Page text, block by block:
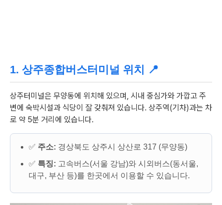
1. 상주종합버스터미널 위치 📍
상주터미널은 무양동에 위치해 있으며, 시내 중심가와 가깝고 주
변에 숙박시설과 식당이 잘 갖춰져 있습니다. 상주역(기차)과는 차
로 약 5분 거리에 있습니다.
✅ 주소: 경상북도 상주시 상산로 317 (무양동)
✅ 특징: 고속버스(서울 강남)와 시외버스(동서울,
대구, 부산 등)를 한곳에서 이용할 수 있습니다.